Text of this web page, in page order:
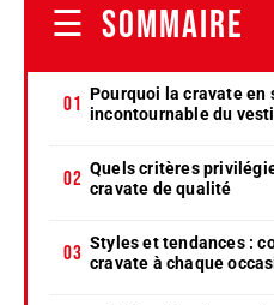
SOMMAIRE
Pourquoi la cravate en
incontournable du
Quels critères
cravate de qualité
Styles et tendances :
cravate à chaque